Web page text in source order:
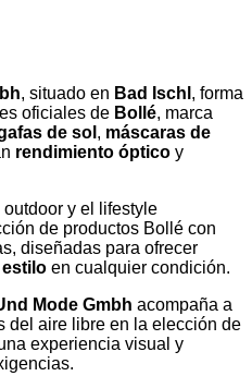
, situado en Bad Ischl , forma
oficiales de Bollé, marca
de sol , máscaras de
rendimiento óptico y
y el lifestyle
de productos Bollé con
diseñadas para ofrecer
estilo en cualquier condición.
Mode Gmbh acompaña a
del aire libre en la elección de
experiencia visual y